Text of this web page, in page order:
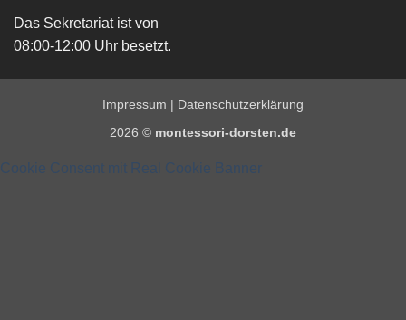
Das Sekretariat ist von
08:00-12:00 Uhr besetzt.
Impressum | Datenschutzerklärung
2026 © montessori-dorsten.de
Cookie Consent mit Real Cookie Banner